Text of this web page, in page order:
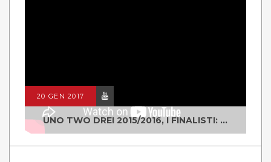
20 GEN 2017
UNO TWO DREI 2015/2016, I FINALISTI: CLASSE IV ALS ISTITUTO "DEGASPERI" BORGO VALSUGANA